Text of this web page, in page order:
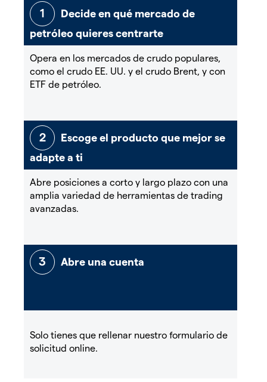
Decide en qué mercado de
petróleo quieres centrarte
Opera en los mercados de crudo populares,
como el crudo EE. UU. y el crudo Brent, y con
ETF de petróleo.
Escoge el producto que mejor se
adapte a ti
Abre posiciones a corto y largo plazo con una
amplia variedad de herramientas de trading
avanzadas.
Abre una cuenta
Solo tienes que rellenar nuestro formulario de
solicitud online.